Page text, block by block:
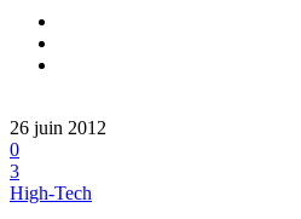
26 juin 2012
0
3
High-Tech